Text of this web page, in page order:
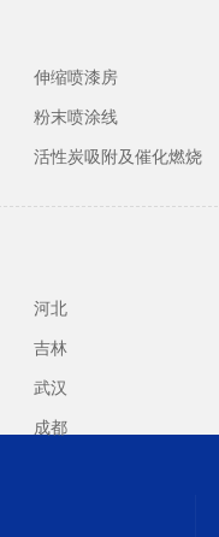
伸缩喷漆房
粉末喷涂线
活性炭吸附及催化燃烧
河北
吉林
武汉
成都